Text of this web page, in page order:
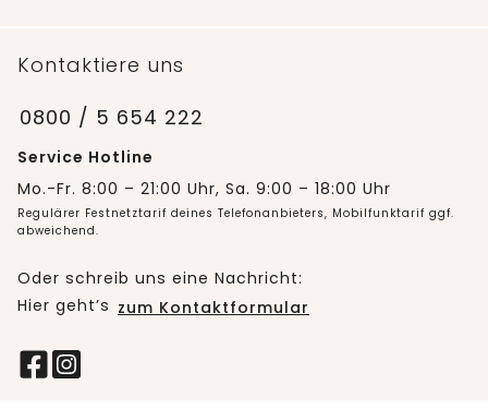
Kontaktiere uns
0800 / 5 654 222
Service Hotline
Mo.-Fr. 8:00 – 21:00 Uhr, Sa. 9:00 – 18:00 Uhr
Regulärer Festnetztarif deines Telefonanbieters, Mobilfunktarif ggf.
abweichend.
Oder schreib uns eine Nachricht:
Hier geht’s zum Kontaktformular